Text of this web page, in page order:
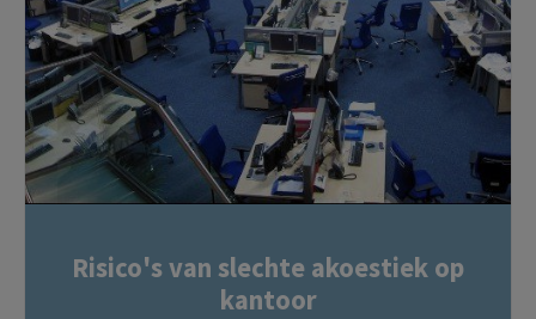
Risico's van slechte akoestiek op
kantoor